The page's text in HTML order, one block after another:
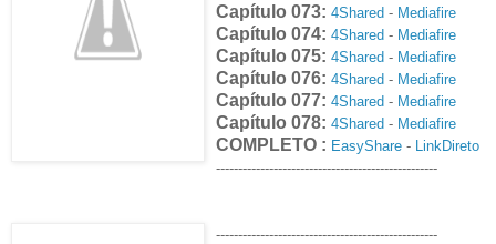
Capítulo 073: 4Shared - Mediafire
Capítulo 074: 4Shared - Mediafire
Capítulo 075: 4Shared - Mediafire
Capítulo 076: 4Shared - Mediafire
Capítulo 077: 4Shared - Mediafire
Capítulo 078: 4Shared - Mediafire
COMPLETO : EasyShare -
LinkDireto
--------------------------------------------------
--------------------------------------------------